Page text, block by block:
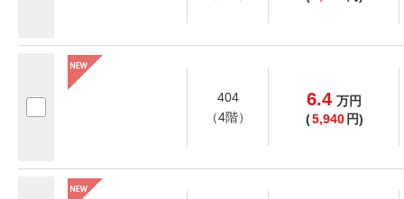
404
（4階）
6.4 万円
(5,940 円)